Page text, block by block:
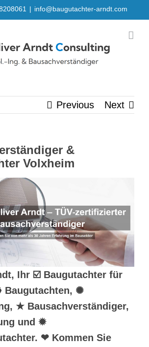
| info@baugutachter-arndt.com
Previous Next
&
Volxheim
Ihr ☑️ Baugutachter für
Baugutachten, ✺
★ Bausachverständiger,
und ✹
❤ Kommen Sie